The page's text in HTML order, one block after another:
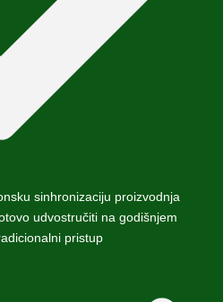
sinhronizaciju proizvodnja
udvostručiti na godišnjem
pristup